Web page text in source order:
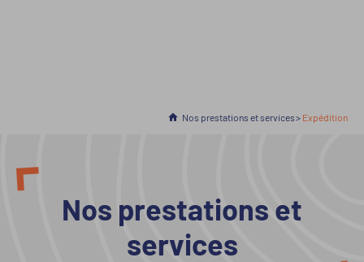
Accueil
Nos prestations et services En cours :
Expédition
Nos prestations et
services